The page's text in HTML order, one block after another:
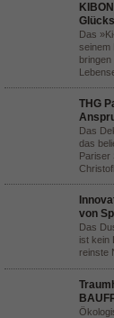
Das
seinem
THG
Das
das
Pariser
von
Das
ist kein
reinste